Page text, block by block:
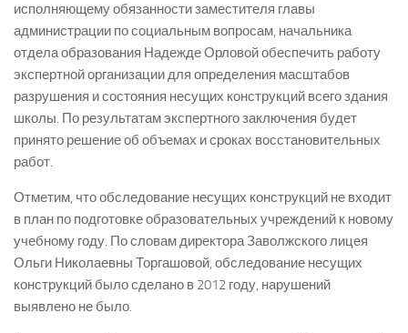
исполняющему обязанности заместителя главы
администрации по социальным вопросам, начальника
отдела образования Надежде Орловой обеспечить работу
экспертной организации для определения масштабов
разрушения и состояния несущих конструкций всего здания
школы. По результатам экспертного заключения будет
принято решение об объемах и сроках восстановительных
работ.
Отметим, что обследование несущих конструкций не входит
в план по подготовке образовательных учреждений к новому
учебному году. По словам директора Заволжского лицея
Ольги Николаевны Торгашовой, обследование несущих
конструкций было сделано в 2012 году, нарушений
выявлено не было.